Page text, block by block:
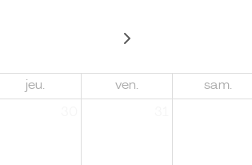
jeu. ven. sam.